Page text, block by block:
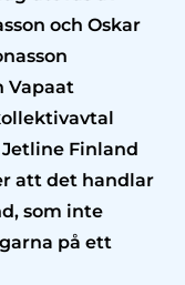
och Oskar
Vapaat
Finland
att det handlar
som inte
på ett